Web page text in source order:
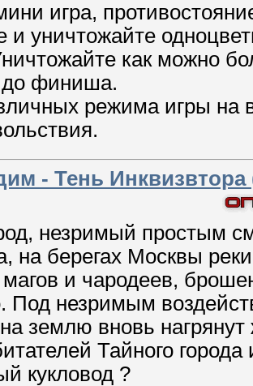
игра,
и уничтожайте
как можно
до финиша.
режима игры на
- Тень Инквизвтора
незримый простым
на берегах Москвы
и чародеев,
Под незримым
землю вновь
Тайного
кукловод ?